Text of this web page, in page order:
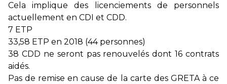
Cela implique des licenciements de personnels
actuellement en CDI et CDD.
7 ETP
33,58 ETP en 2018 (44 personnes)
38 CDD ne seront pas renouvelés dont 16 contrats
aidés.
Pas de remise en cause de la carte des GRETA à ce